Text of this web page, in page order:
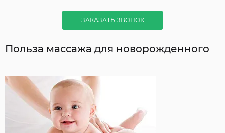
ЗАКАЗАТЬ ЗВОНОК
Польза массажа для новорожденного